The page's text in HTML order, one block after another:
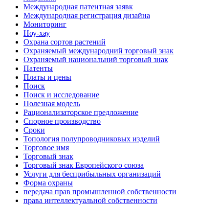
Международная патентная заявк
Международная регистрация дизайна
Мониторинг
Ноу-хау
Охрана сортов растений
Охраняемый международний торговый знак
Охраняемый национальний торговый знак
Патенты
Платы и цены
Поиск
Поиск и исследование
Полезная модель
Рационализаторское предложение
Спорное производство
Сроки
Топология полупроводниковых изделий
Торговое имя
Торговый знак
Торговый знак Европейского союза
Услуги для беcприбыльных организаций
Форма охраны
передача прав промышленной собственности
права интеллектуальной собственности